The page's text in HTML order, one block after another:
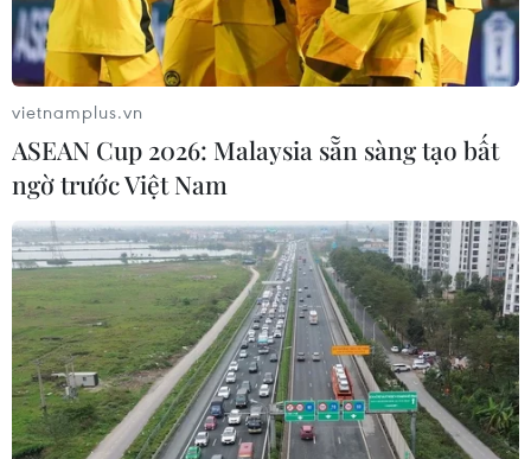
Nguyễn Thị Oanh được tặng xe hơi sau
thành tích ấn tượng ở SEA Games
vietnamplus.vn
ASEAN Cup 2026: Malaysia sẵn sàng tạo bất
ngờ trước Việt Nam